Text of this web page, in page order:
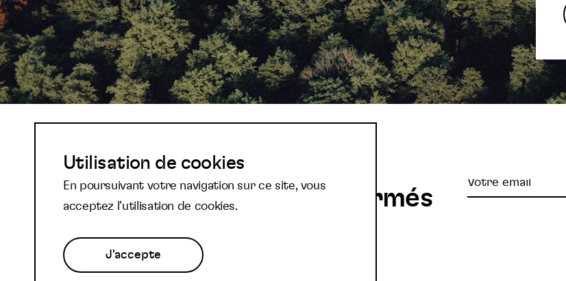
Abonnez-vous à notre
newsletter et restez informés
Votre
Utilisation de cookies
En poursuivant votre navigation sur ce site, vous
acceptez l’utilisation de cookies.
J'accepte